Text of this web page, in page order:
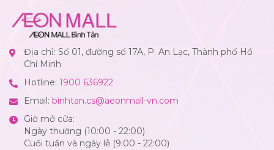
Địa chỉ: Số 01, đường số 17A, P. An Lạc, Thành phố Hồ
Chí Minh
Hotline: 1900 636922
Email: binhtan.cs@aeonmall-vn.com
Giờ mở cửa:
Ngày thường (10:00 - 22:00)
Cuối tuần và ngày lễ (9:00 - 22:00)